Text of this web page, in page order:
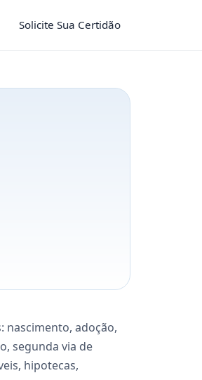
Solicite Sua Certidão
nascimento, adoção,
segunda via de
hipotecas,